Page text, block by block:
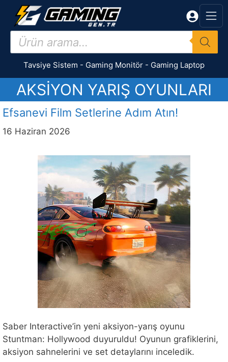
İçeriğe
Products
search
Tavsiye Sistem - Gaming Monitör - Gaming Laptop
AKSIYON YARIŞ OYUNLARI
Efsanevi Film Setlerine Adım Atın!
16 Haziran 2026
Saber Interactive’in yeni aksiyon-yarış oyunu
Stuntman: Hollywood duyuruldu! Oyunun grafiklerini,
aksiyon sahnelerini ve set detaylarını inceledik.